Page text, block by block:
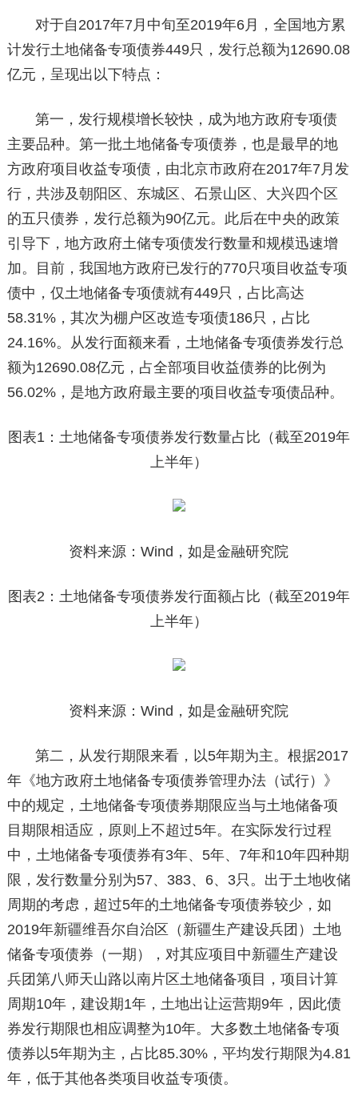
对于自2017年7月中旬至2019年6月，全国地方累
计发行土地储备专项债券449只，发行总额为12690.08
亿元，呈现出以下特点：
第一，发行规模增长较快，成为地方政府专项债
主要品种。第一批土地储备专项债券，也是最早的地
方政府项目收益专项债，由北京市政府在2017年7月发
行，共涉及朝阳区、东城区、石景山区、大兴四个区
的五只债券，发行总额为90亿元。此后在中央的政策
引导下，地方政府土储专项债发行数量和规模迅速增
加。目前，我国地方政府已发行的770只项目收益专项
债中，仅土地储备专项债就有449只，占比高达
58.31%，其次为棚户区改造专项债186只，占比
24.16%。从发行面额来看，土地储备专项债券发行总
额为12690.08亿元，占全部项目收益债券的比例为
56.02%，是地方政府最主要的项目收益专项债品种。
图表1：土地储备专项债券发行数量占比（截至2019年
上半年）
资料来源：Wind，如是金融研究院
图表2：土地储备专项债券发行面额占比（截至2019年
上半年）
资料来源：Wind，如是金融研究院
第二，从发行期限来看，以5年期为主。根据2017
年《地方政府土地储备专项债券管理办法（试行）》
中的规定，土地储备专项债券期限应当与土地储备项
目期限相适应，原则上不超过5年。在实际发行过程
中，土地储备专项债券有3年、5年、7年和10年四种期
限，发行数量分别为57、383、6、3只。出于土地收储
周期的考虑，超过5年的土地储备专项债券较少，如
2019年新疆维吾尔自治区（新疆生产建设兵团）土地
储备专项债券（一期），对其应项目中新疆生产建设
兵团第八师天山路以南片区土地储备项目，项目计算
周期10年，建设期1年，土地出让运营期9年，因此债
券发行期限也相应调整为10年。大多数土地储备专项
债券以5年期为主，占比85.30%，平均发行期限为4.81
年，低于其他各类项目收益专项债。